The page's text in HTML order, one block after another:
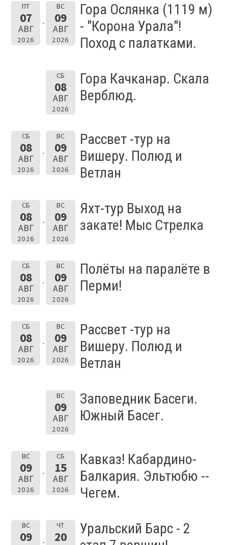
ПТ
07
АВГ
2026
ВС
09
АВГ
2026
Гора Ослянка (1119 м)
- "Корона Урала"!
Поход с палатками.
СБ
08
АВГ
2026
Гора Качканар. Скала
Верблюд.
СБ
08
АВГ
2026
ВС
09
АВГ
2026
Рассвет -тур на
Вишеру. Полюд и
Ветлан
СБ
08
АВГ
2026
ВС
09
АВГ
2026
Яхт-тур Выход на
закате! Мыс Стрелка
СБ
08
АВГ
2026
ВС
09
АВГ
2026
Полёты на паралёте в
Перми!
СБ
08
АВГ
2026
ВС
09
АВГ
2026
Рассвет -тур на
Вишеру. Полюд и
Ветлан
ВС
09
АВГ
2026
Заповедник Басеги.
Южный Басег.
ВС
09
АВГ
2026
СБ
15
АВГ
2026
Кавказ! Кабардино-
Балкария. Эльтюбю --
Чегем.
ВС
09
ЧТ
20
Уральский Барс - 2